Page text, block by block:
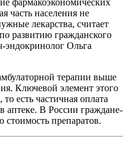
часть населения не
лекарства, считает
развитию гражданского
эндокринолог Ольга
терапии выше
Ключевой элемент этого
есть частичная оплата
аптеке. В России граждане-
препаратов.